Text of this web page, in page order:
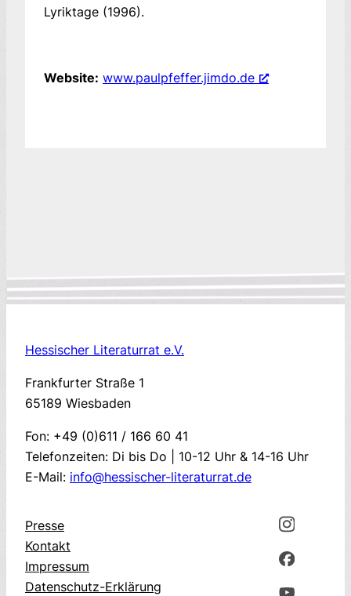
Lyriktage (1996).
Website: www.paulpfeffer.jimdo.de
Hessischer Literaturrat e.V.
Frankfurter Straße 1
65189 Wiesbaden
Fon: +49 (0)611 / 166 60 41
Telefonzeiten: Di bis Do | 10-12 Uhr & 14-16 Uhr
E-Mail: info@hessischer-literaturrat.de
Presse
Kontakt
Impressum
Datenschutz-Erklärung